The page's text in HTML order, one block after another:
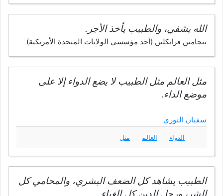
الله يشفي، والطبيب يأخذ الأجر.
بنجامين فرانكلين (أحد مؤسسي الولايات المتحدة الأمريكية)
مثل العالم مثل الطبيب لا يضع الدواء إلا على
موضع الداء.
سفيان الثوري
الدواء العالم مثل
الطبيب يشاهد كل الضعف البشري، والمحامي كل
الشر، ورجل الدين كل الغباء